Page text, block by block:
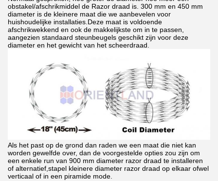
obstakel/afschrikmiddel de Razor draad is. 300 mm en 450 mm
diameter is de kleinere maat die we aanbevelen voor
huishoudelijke installaties.Deze maat is voldoende
afschrikwekkend en ook de makkelijkste om in te passen,
aangezien standaard steunbeugels geschikt zijn voor deze
diameter en het gewicht van het scheerdraad.
Als het past op de grond dan raden we een maat die niet kan
worden gewelfde over, dan de voorgestelde opties zou zijn om
een enkele run van 900 mm diameter razor draad te installeren
of alternatief,stapel kleinere diameter razor draad op elkaar ofwel
verticaal of in een piramide mode.